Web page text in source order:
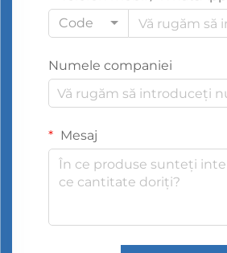
Code
Numele companiei
Mesaj